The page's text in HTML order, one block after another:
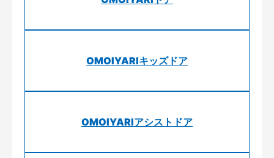
OMOIYARIキッズドア
OMOIYARIアシストドア